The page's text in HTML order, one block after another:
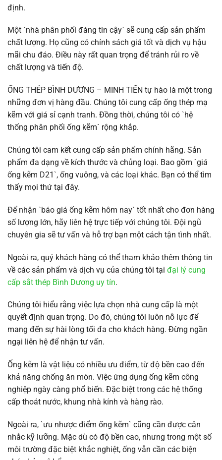
định.
Một `nhà phân phối đáng tin cậy` sẽ cung cấp sản phẩm
chất lượng. Họ cũng có chính sách giá tốt và dịch vụ hậu
mãi chu đáo. Điều này rất quan trọng để tránh rủi ro về
chất lượng và tiến độ.
ỐNG THÉP BÌNH DƯƠNG – MINH TIẾN tự hào là một trong
những đơn vị hàng đầu. Chúng tôi cung cấp ống thép mạ
kẽm với giá sỉ cạnh tranh. Đồng thời, chúng tôi có `hệ
thống phân phối ống kẽm` rộng khắp.
Chúng tôi cam kết cung cấp sản phẩm chính hãng. Sản
phẩm đa dạng về kích thước và chủng loại. Bao gồm `giá
ống kẽm D21`, ống vuông, và các loại khác. Bạn có thể tìm
thấy mọi thứ tại đây.
Để nhận `báo giá ống kẽm hôm nay` tốt nhất cho đơn hàng
số lượng lớn, hãy liên hệ trực tiếp với chúng tôi. Đội ngũ
chuyên gia sẽ tư vấn và hỗ trợ bạn một cách tận tình nhất.
Ngoài ra, quý khách hàng có thể tham khảo thêm thông tin
về các sản phẩm và dịch vụ của chúng tôi tại đại lý cung
cấp sắt thép Bình Dương uy tín.
Chúng tôi hiểu rằng việc lựa chọn nhà cung cấp là một
quyết định quan trọng. Do đó, chúng tôi luôn nỗ lực để
mang đến sự hài lòng tối đa cho khách hàng. Đừng ngần
ngại liên hệ để nhận tư vấn.
Ống kẽm là vật liệu có nhiều ưu điểm, từ độ bền cao đến
khả năng chống ăn mòn. Việc ứng dụng ống kẽm công
nghiệp ngày càng phổ biến. Đặc biệt trong các hệ thống
cấp thoát nước, khung nhà kính và hàng rào.
Ngoài ra, `ưu nhược điểm ống kẽm` cũng cần được cân
nhắc kỹ lưỡng. Mặc dù có độ bền cao, nhưng trong một số
môi trường đặc biệt khắc nghiệt, ống vẫn cần các biện